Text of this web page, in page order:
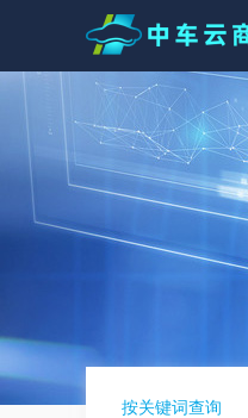
按关键词查询